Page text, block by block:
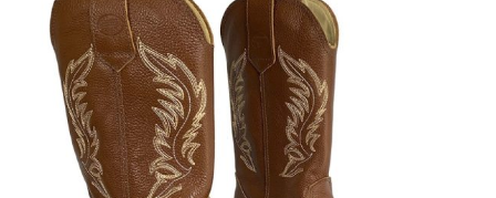
Sapatos
Sapatênis
Sandálias
Chuteiras